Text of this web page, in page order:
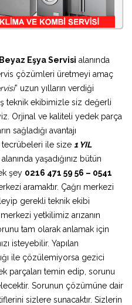
Beyaz Eşya Servisi alanında
çözümleri üretmeyi amaç
” uzun yılların verdiği
teknik ekibimizle siz değerli
Orjinal ve kaliteli yedek parça
sağladığı avantajı
ile size 1 YIL
yaşadığınız bütün
şey 0216 471 59 56 – 0541
aramaktır. Çağrı merkezi
gerekli teknik ekibi
yetkilimiz arızanın
tam olarak anlamak için
isteyebilir. Yapılan
ile çözülemiyorsa gezici
parçaları temin edip, sorunu
Sorunun çözümüne dair
sizlere sunacaktır. Sizlerin